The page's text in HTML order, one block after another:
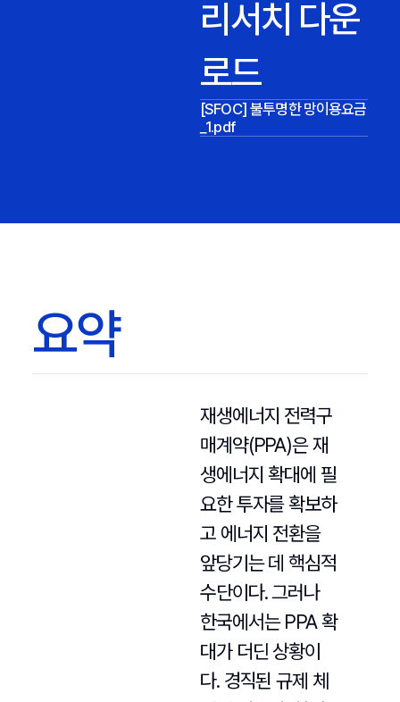
리서치 다운
로드
[SFOC] 불투명한 망이용요금
_1.pdf
요약
재생에너지 전력구
매계약(PPA)은 재
생에너지 확대에 필
요한 투자를 확보하
고 에너지 전환을
앞당기는 데 핵심적
수단이다. 그러나
한국에서는 PPA 확
대가 더딘 상황이
다. 경직된 규제 체